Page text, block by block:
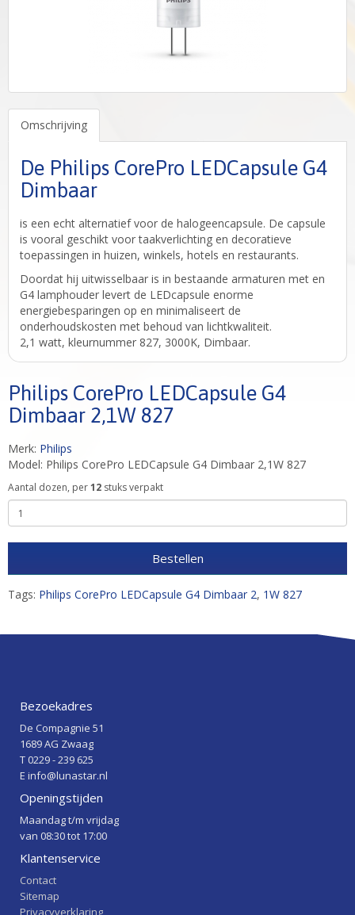
Omschrijving
De Philips CorePro LEDCapsule G4
Dimbaar
is een echt alternatief voor de halogeencapsule. De capsule
is vooral geschikt voor taakverlichting en decoratieve
toepassingen in huizen, winkels, hotels en restaurants.
Doordat hij uitwisselbaar is in bestaande armaturen met en
G4 lamphouder levert de LEDcapsule enorme
energiebesparingen op en minimaliseert de
onderhoudskosten met behoud van lichtkwaliteit.
2,1 watt, kleurnummer 827, 3000K, Dimbaar.
Philips CorePro LEDCapsule G4
Dimbaar 2,1W 827
Merk: Philips
Model: Philips CorePro LEDCapsule G4 Dimbaar 2,1W 827
Aantal dozen, per12 stuks verpakt
Bestellen
Tags: Philips CorePro LEDCapsule G4 Dimbaar 2, 1W 827
Bezoekadres
De Compagnie 51
1689 AG Zwaag
T 0229 - 239 625
E info@lunastar.nl
Openingstijden
Maandag t/m vrijdag
van 08:30 tot 17:00
Klantenservice
Contact
Sitemap
Privacyverklaring